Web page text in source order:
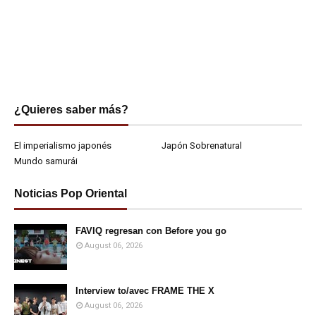
¿Quieres saber más?
El imperialismo japonés
Japón Sobrenatural
Mundo samurái
Noticias Pop Oriental
FAVIQ regresan con Before you go
August 06, 2026
Interview to/avec FRAME THE X
August 06, 2026